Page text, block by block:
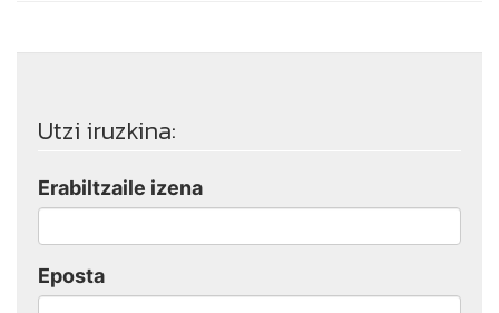
Utzi iruzkina:
Erabiltzaile izena
Eposta